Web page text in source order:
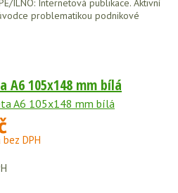
ILNO: Internetová publikace. Aktivní
problematikou podnikové
A6 105x148 mm bílá
DPH